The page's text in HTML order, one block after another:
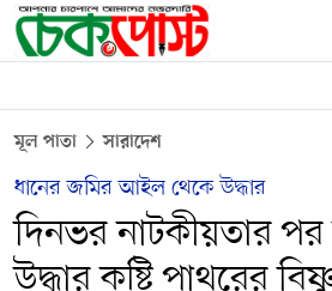
মূল পাতা সারাদেশ
ধানের জমির আইল থেকে উদ্ধার
দিনভর নাটকীয়তার
উদ্ধার কষ্টি পাথরের